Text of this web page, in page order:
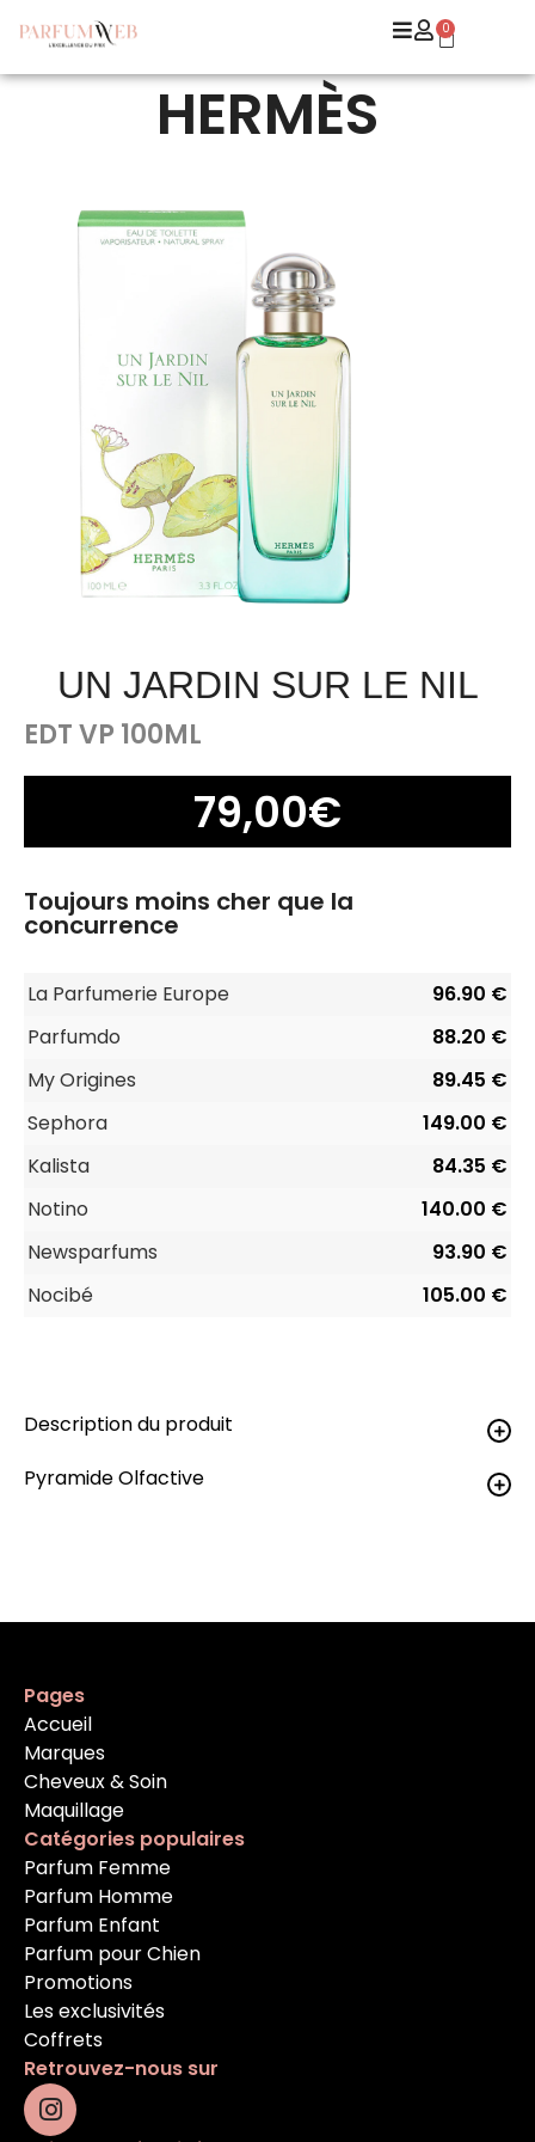
0
HERMÈS
UN JARDIN SUR LE NIL
EDT VP 100ML
79,00€
Toujours moins cher que la
concurrence
La Parfumerie Europe
96.90 €
Parfumdo
88.20 €
My Origines
89.45 €
Sephora
149.00 €
Kalista
84.35 €
Notino
140.00 €
Newsparfums
93.90 €
Nocibé
105.00 €
Description du produit
Pyramide Olfactive
Pages
Accueil
Marques
Cheveux & Soin
Maquillage
Catégories populaires
Parfum Femme
Parfum Homme
Parfum Enfant
Parfum pour Chien
Promotions
Les exclusivités
Coffrets
Retrouvez-nous sur